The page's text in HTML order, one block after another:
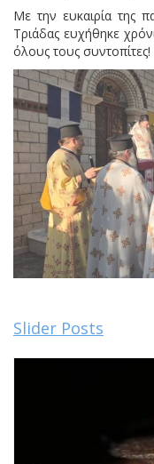
Με την ευκαιρία της
Τριάδας ευχήθηκε
όλους τους συντοπίτες!
Slider Posts